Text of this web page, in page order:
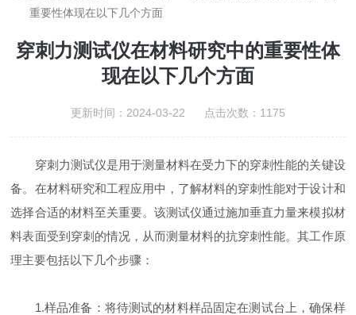
重要性体现在以下几个方面
穿刺力测试仪在材料研究中的重要性体
现在以下几个方面
更新时间：2024-03-22 点击次数：1175
穿刺力测试仪是用于测量材料在受力下的穿刺性能的关键设
备。在材料研究和工程应用中，了解材料的穿刺性能对于设计和
选择合适的材料至关重要。该测试仪通过施加垂直力量来模拟材
料表面受到穿刺的情况，从而测量材料的抗穿刺性能。其工作原
理主要包括以下几个步骤：
1.样品准备：将待测试的材料样品固定在测试台上，确保样